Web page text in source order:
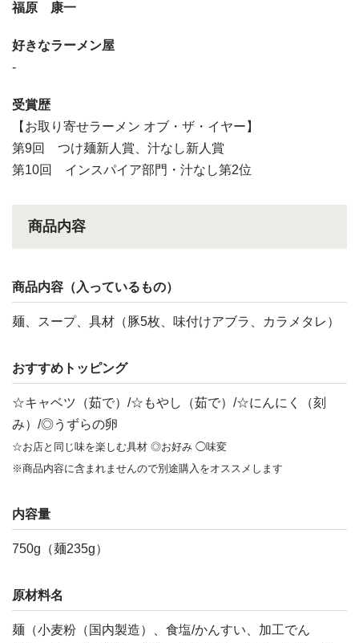
福原 康一
好きなラーメン屋
-
受賞歴
【お取り寄せラーメン オブ・ザ・イヤー】
第9回 つけ麺新人賞、汁なし新人賞
第10回 インスパイア部門・汁なし第2位
商品内容
商品内容（入っているもの）
麺、スープ、具材（豚5枚、味付けアブラ、カラメタレ）
おすすめトッピング
☆キャベツ（茹で）/☆もやし（茹で）/☆にんにく（刻
み）/◎うずらの卵
☆お店と同じ味を楽しむ具材 ◎お好み ◯味変
※商品内容に含まれませんので別途購入をオススメします
内容量
750g（麺235g）
原材料名
麺（小麦粉（国内製造）、食塩/かんすい、加工でん